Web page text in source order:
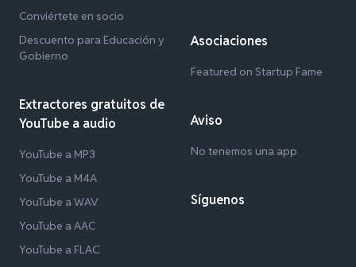
Conviértete en socio
Descuento para Educación y
Gobierno
Extractores gratuitos de
YouTube a audio
YouTube a MP3
YouTube a M4A
YouTube a WAV
YouTube a AAC
YouTube a FLAC
Asociaciones
Featured on Startup Fame
Aviso
No tenemos una app
Síguenos